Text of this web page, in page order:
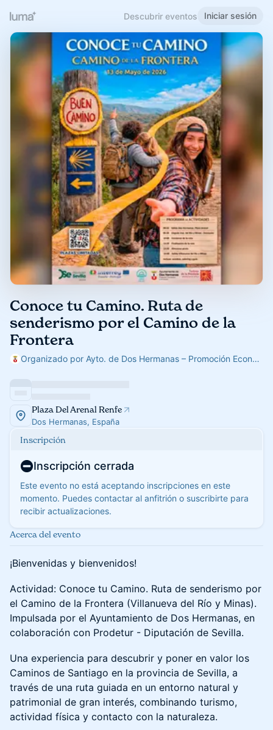
Descubrir eventos Iniciar sesión
Conoce tu Camino. Ruta de
senderismo por el Camino de la
Frontera
Organizado por Ayto. de Dos Hermanas – Promoción Económica e Innovación
Plaza Del Arenal Renfe
Dos Hermanas, España
Inscripción
Inscripción cerrada
Este evento no está aceptando inscripciones en este
momento. Puedes contactar al anfitrión o suscribirte para
recibir actualizaciones.
Acerca del evento
¡Bienvenidas y bienvenidos!
Actividad: Conoce tu Camino. Ruta de senderismo por
el Camino de la Frontera (Villanueva del Río y Minas).
Impulsada por el Ayuntamiento de Dos Hermanas, en
colaboración con Prodetur - Diputación de Sevilla.
Una experiencia para descubrir y poner en valor los
Caminos de Santiago en la provincia de Sevilla, a
través de una ruta guiada en un entorno natural y
patrimonial de gran interés, combinando turismo,
actividad física y contacto con la naturaleza.